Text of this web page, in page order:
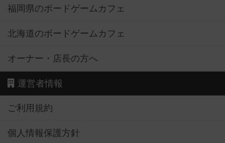
福岡県のボードゲームカフェ
北海道のボードゲームカフェ
オーナー・店長の方へ
運営者情報
ご利用規約
個人情報保護方針